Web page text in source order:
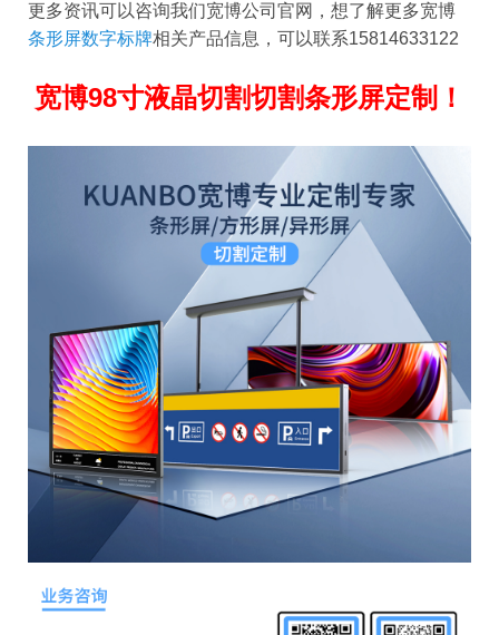
更多资讯可以咨询我们宽博公司官网，想了解更多宽博
条形屏数字标牌相关产品信息，可以联系15814633122
宽博98寸液晶切割切割条形屏定制！